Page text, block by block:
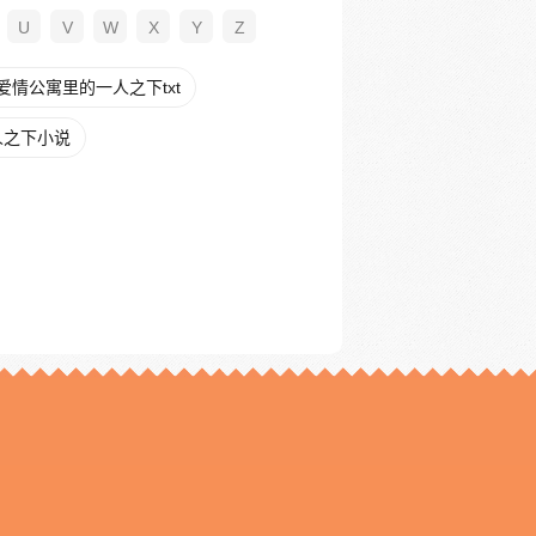
U V W X Y Z
情公寓里的一人之下txt
下小说